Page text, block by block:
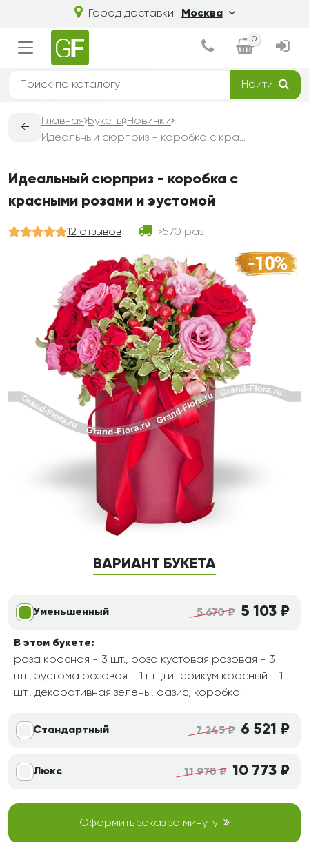
Город доставки: Москва
0
Найти
←
Главная Букеты Новинки
Идеальный сюрприз - коробка с красными розами и эустомой
Идеальный сюрприз - коробка с
красными розами и эустомой
12 отзывов >570 раз
ВАРИАНТ БУКЕТА
Уменьшенный 5 670 ₽ 5 103 ₽
В этом букете:
роза красная - 3 шт., роза кустовая розовая - 3
шт., эустома розовая - 1 шт.,гиперикум красный - 1
шт., декоративная зелень., оазис, коробка.
Стандартный 7 245 ₽ 6 521 ₽
Люкс 11 970 ₽ 10 773 ₽
Оформить заказ за минуту